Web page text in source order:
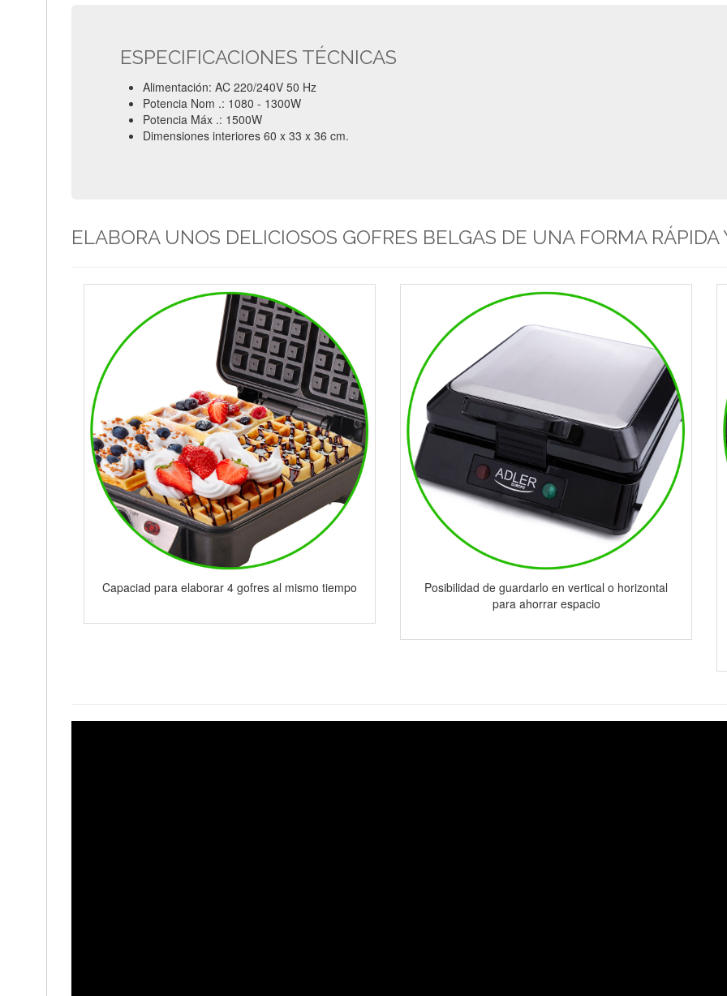
ESPECIFICACIONES TÉCNICAS
Alimentación: AC 220/240V 50 Hz
Potencia Nom .: 1080 - 1300W
Potencia Máx .: 1500W
Dimensiones interiores 60 x 33 x 36 cm.
ELABORA UNOS DELICIOSOS GOFRES BELGAS DE UNA FORMA RÁPIDA
Capaciad para elaborar 4 gofres al mismo tiempo
Posibilidad de guardarlo en vertical o horizontal
para ahorrar espacio